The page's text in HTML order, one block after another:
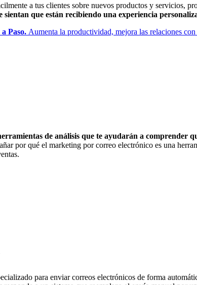
a tus clientes sobre nuevos productos y servicios,
que están recibiendo una experiencia
Paso. Aumenta la productividad, mejora las relaciones
de análisis que te ayudarán a comprender
por qué el marketing por correo electrónico es una
para enviar correos electrónicos de forma